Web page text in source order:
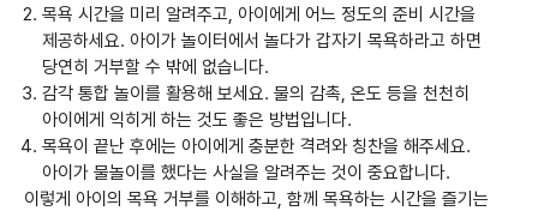
목욕 시간을 미리 알려주고, 아이에게 어느 정도의 준비 시간을
제공하세요. 아이가 놀이터에서 놀다가 갑자기 목욕하라고 하면
당연히 거부할 수 밖에 없습니다.
감각 통합 놀이를 활용해 보세요. 물의 감촉, 온도 등을 천천히
아이에게 익히게 하는 것도 좋은 방법입니다.
목욕이 끝난 후에는 아이에게 충분한 격려와 칭찬을 해주세요.
아이가 물놀이를 했다는 사실을 알려주는 것이 중요합니다.
이렇게 아이의 목욕 거부를 이해하고, 함께 목욕하는 시간을 즐기는